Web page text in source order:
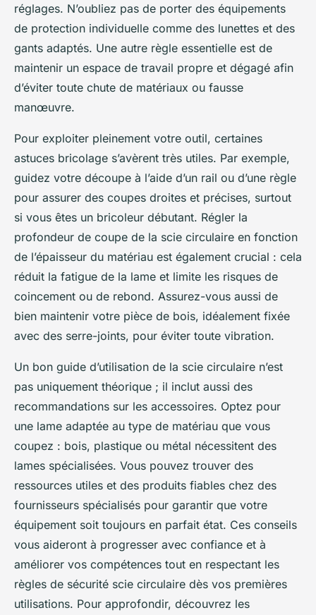
réglages. N’oubliez pas de porter des équipements
de protection individuelle comme des lunettes et des
gants adaptés. Une autre règle essentielle est de
maintenir un espace de travail propre et dégagé afin
d’éviter toute chute de matériaux ou fausse
manœuvre.
Pour exploiter pleinement votre outil, certaines
astuces bricolage s’avèrent très utiles. Par exemple,
guidez votre découpe à l’aide d’un rail ou d’une règle
pour assurer des coupes droites et précises, surtout
si vous êtes un bricoleur débutant. Régler la
profondeur de coupe de la scie circulaire en fonction
de l’épaisseur du matériau est également crucial : cela
réduit la fatigue de la lame et limite les risques de
coincement ou de rebond. Assurez-vous aussi de
bien maintenir votre pièce de bois, idéalement fixée
avec des serre-joints, pour éviter toute vibration.
Un bon guide d’utilisation de la scie circulaire n’est
pas uniquement théorique ; il inclut aussi des
recommandations sur les accessoires. Optez pour
une lame adaptée au type de matériau que vous
coupez : bois, plastique ou métal nécessitent des
lames spécialisées. Vous pouvez trouver des
ressources utiles et des produits fiables chez des
fournisseurs spécialisés pour garantir que votre
équipement soit toujours en parfait état. Ces conseils
vous aideront à progresser avec confiance et à
améliorer vos compétences tout en respectant les
règles de sécurité scie circulaire dès vos premières
utilisations. Pour approfondir, découvrez les